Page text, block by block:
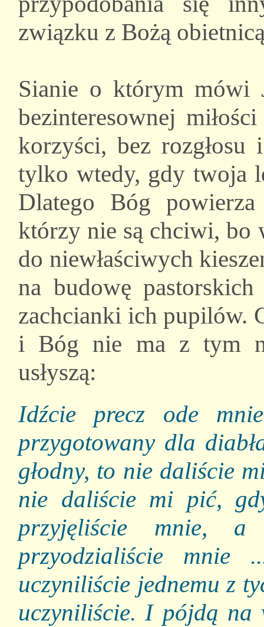
związku z Bożą
Sianie o którym mówi
bezinteresownej
korzyści, bez rozgłosu
tylko wtedy, gdy twoja
Dlatego Bóg
którzy nie są chciwi, bo
do niewłaściwych
na budowę
zachcianki ich pupilów.
i Bóg nie ma z tym
usłyszą:
Idźcie precz ode
przygotowany dla
głodny, to nie daliście
nie daliście mi pić,
przyjęliście mnie,
przyodzialiście mnie
uczyniliście jednemu z
uczyniliście. I pójdą na